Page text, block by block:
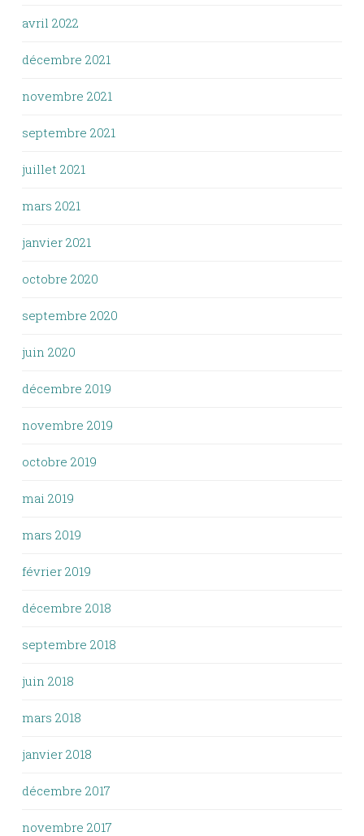
avril 2022
décembre 2021
novembre 2021
septembre 2021
juillet 2021
mars 2021
janvier 2021
octobre 2020
septembre 2020
juin 2020
décembre 2019
novembre 2019
octobre 2019
mai 2019
mars 2019
février 2019
décembre 2018
septembre 2018
juin 2018
mars 2018
janvier 2018
décembre 2017
novembre 2017